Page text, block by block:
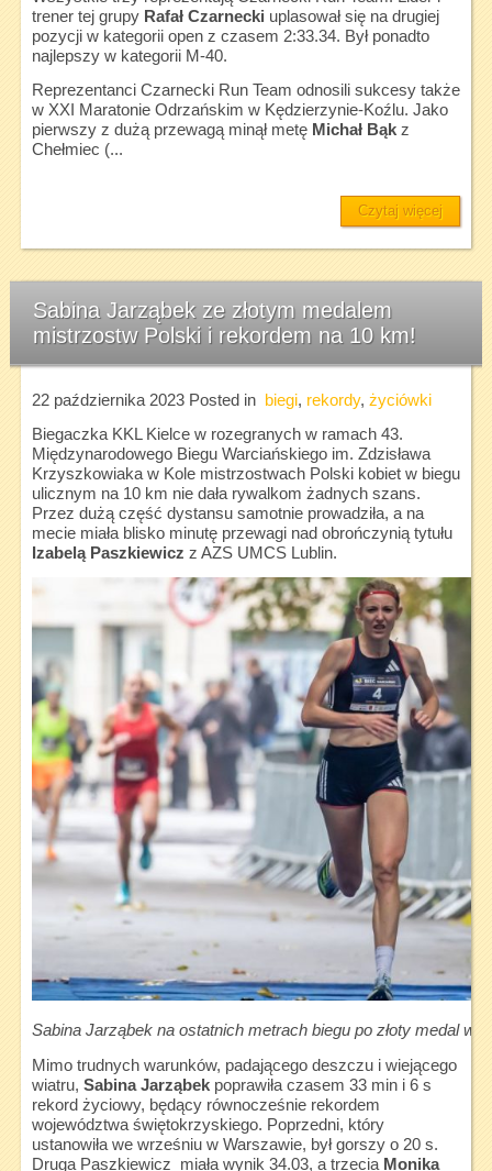
trener tej grupy Rafał Czarnecki uplasował się na drugiej
pozycji w kategorii open z czasem 2:33.34. Był ponadto
najlepszy w kategorii M-40.
Reprezentanci Czarnecki Run Team odnosili sukcesy także
w XXI Maratonie Odrzańskim w Kędzierzynie-Koźlu. Jako
pierwszy z dużą przewagą minął metę Michał Bąkz
Chełmiec (...
Czytaj więcej
Sabina Jarząbek ze złotym medalem
mistrzostw Polski i rekordem na 10 km!
22 października 2023Posted in biegi, rekordy, życiówki
Biegaczka KKL Kielce w rozegranych w ramach 43.
Międzynarodowego Biegu Warciańskiego im. Zdzisława
Krzyszkowiaka w Kole mistrzostwach Polski kobiet w biegu
ulicznym na 10 km nie dała rywalkom żadnych szans.
Przez dużą część dystansu samotnie prowadziła, a na
mecie miała blisko minutę przewagi nad obrończynią tytułu
Izabelą Paszkiewicz z AZS UMCS Lublin.
Sabina Jarząbek na ostatnich metrach biegu po złoty medal w
Mimo trudnych warunków, padającego deszczu i wiejącego
wiatru, Sabina Jarząbekpoprawiła czasem 33 min i 6 s
rekord życiowy, będący równocześnie rekordem
województwa świętokrzyskiego. Poprzedni, który
ustanowiła we wrześniu w Warszawie, był gorszy o 20 s.
Druga Paszkiewicz miała wynik 34.03, a trzecia Monika